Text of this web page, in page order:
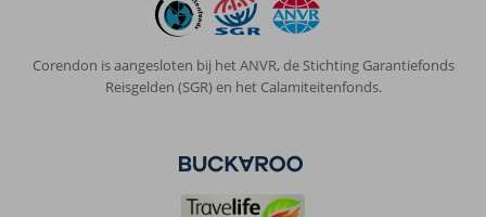
Corendon is aangesloten bij het ANVR, de Stichting Garantiefonds
Reisgelden (SGR) en het Calamiteitenfonds.